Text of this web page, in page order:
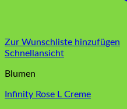
Zur Wunschliste hinzufügen
Schnellansicht
Blumen
Infinity Rose L Creme